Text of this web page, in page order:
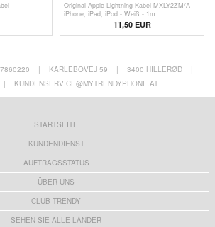
Original Apple Lightning Kabel MXLY2ZM/A -
iPhone, iPad, iPod - Weiß - 1m
11,50EUR
| KARLEBOVEJ 59 | 3400 HILLERØD
|
| KUNDENSERVICE@MYTRENDYPHONE.AT
STARTSEITE
KUNDENDIENST
AUFTRAGSSTATUS
ÜBER UNS
CLUB TRENDY
SEHEN SIE ALLE LÄNDER